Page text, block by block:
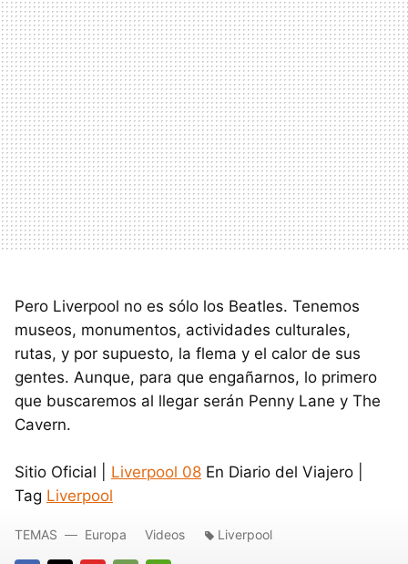
Pero Liverpool no es sólo los Beatles. Tenemos
museos, monumentos, actividades culturales,
rutas, y por supuesto, la flema y el calor de sus
gentes. Aunque, para que engañarnos, lo primero
que buscaremos al llegar serán Penny Lane y The
Cavern.
Sitio Oficial | Liverpool 08 En Diario del Viajero |
Tag Liverpool
TEMAS Europa Videos Liverpool